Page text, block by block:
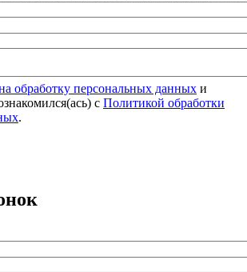
обработку персональных данных и
с Политикой обработки
.